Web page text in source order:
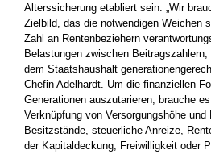
Alterssicherung etabliert sein. „Wir
Zielbild, das die notwendigen Weichen
Zahl an Rentenbeziehern
Belastungen zwischen
dem Staatshaushalt
Chefin Adelhardt. Um die finanziellen
Generationen auszutarieren, brauche
Verknüpfung von Versorgungshöhe und
Besitzstände, steuerliche Anreize,
der Kapitaldeckung, Freiwilligkeit oder